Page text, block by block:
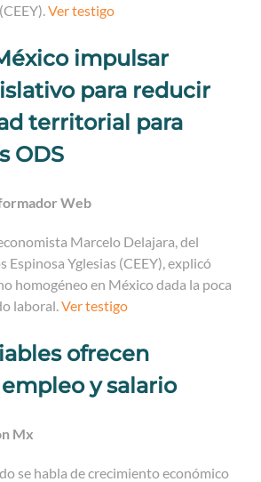
Ver testigo
impulsar
para reducir
territorial para
ODS
Web
Marcelo Delajara, del
Espinosa Yglesias (CEEY), explicó
homogéneo en México dada la poca
laboral.Ver testigo
ofrecen
y salario
Mx
se habla de crecimiento económico